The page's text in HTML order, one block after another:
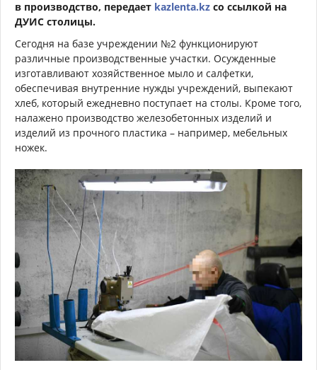
в производство, передает kazlenta.kz со ссылкой на
ДУИС столицы.
Сегодня на базе учреждении №2 функционируют
различные производственные участки. Осужденные
изготавливают хозяйственное мыло и салфетки,
обеспечивая внутренние нужды учреждений, выпекают
хлеб, который ежедневно поступает на столы. Кроме того,
налажено производство железобетонных изделий и
изделий из прочного пластика – например, мебельных
ножек.